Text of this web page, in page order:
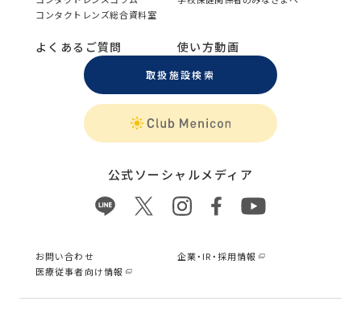
コンタクトレンズ総合資料室
よくあるご質問 使い方動画
取扱施設検索
公式ソーシャルメディア
お問い合わせ
企業・IR・採用情報
医療従事者向け情報